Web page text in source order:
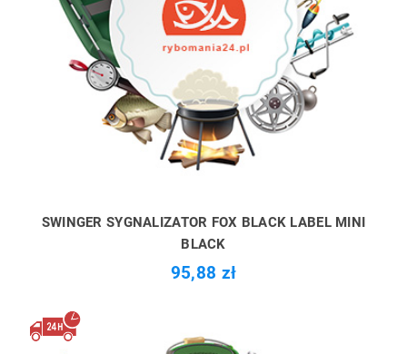
SWINGER SYGNALIZATOR FOX BLACK LABEL MINI
BLACK
95,88 zł